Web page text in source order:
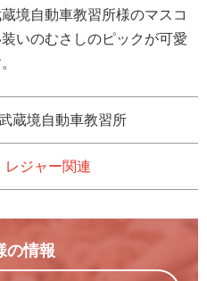
境自動車教習所様のマスコ
いのむさしのピックが可愛
蔵境自動車教習所
レジャー関連
の情報